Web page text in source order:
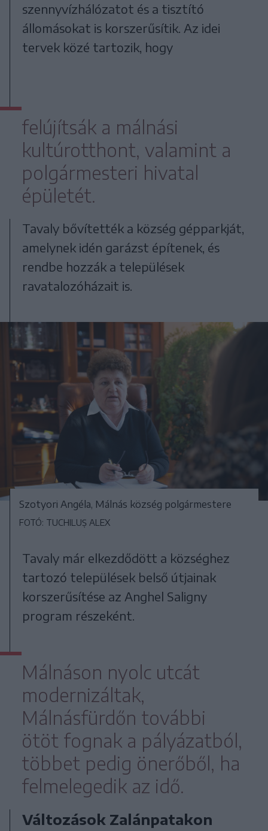
szennyvízhálózatot és a tisztító
állomásokat is korszerűsítik. Az idei
tervek közé tartozik, hogy
felújítsák a málnási
kultúrotthont, valamint a
polgármesteri hivatal
épületét.
Tavaly bővítették a község gépparkját,
amelynek idén garázst építenek, és
rendbe hozzák a települések
ravatalozóházait is.
Szotyori Angéla, Málnás község polgármestere
FOTÓ: TUCHILUȘ ALEX
Tavaly már elkezdődött a községhez
tartozó települések belső útjainak
korszerűsítése az Anghel Saligny
program részeként.
Málnáson nyolc utcát
modernizáltak,
Málnásfürdőn további
ötöt fognak a pályázatból,
többet pedig önerőből, ha
felmelegedik az idő.
Változások Zalánpatakon